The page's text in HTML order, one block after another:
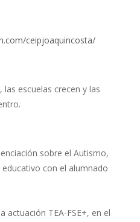
ceipjoaquincosta/
escuelas crecen y las
sobre el Autismo,
con el alumnado
actuación TEA-FSE+, en el